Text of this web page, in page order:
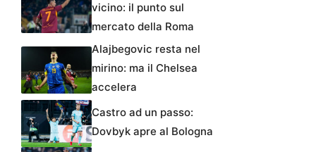
vicino: il punto sul
mercato della Roma
Alajbegovic resta nel
mirino: ma il Chelsea
accelera
Castro ad un passo:
Dovbyk apre al Bologna